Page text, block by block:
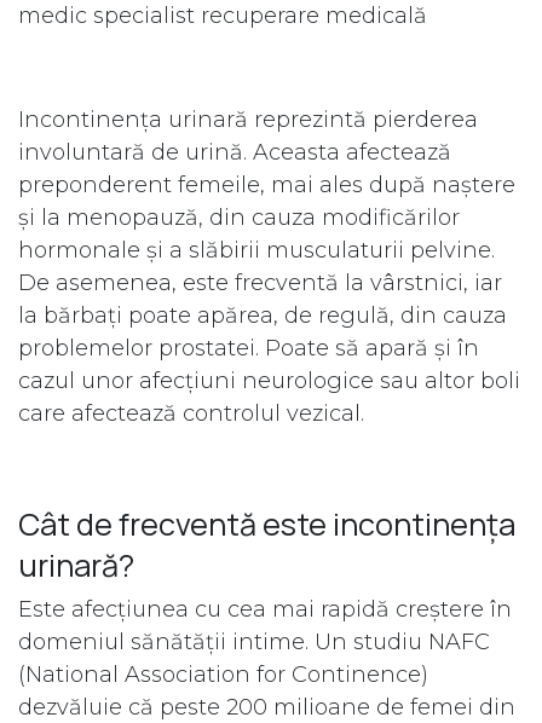
medic specialist recuperare medicală
Incontinența urinară reprezintă pierderea
involuntară de urină. Aceasta afectează
preponderent femeile, mai ales după naștere
și la menopauză, din cauza modificărilor
hormonale și a slăbirii musculaturii pelvine.
De asemenea, este frecventă la vârstnici, iar
la bărbați poate apărea, de regulă, din cauza
problemelor prostatei. Poate să apară și în
cazul unor afecțiuni neurologice sau altor boli
care afectează controlul vezical.
Cât de frecventă este incontinența
urinară?
Este afecțiunea cu cea mai rapidă creștere în
domeniul sănătății intime. Un studiu NAFC
(National Association for Continence)
dezvăluie că peste 200 milioane de femei din